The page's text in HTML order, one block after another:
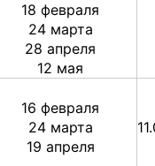
18 февраля
24 марта
28 апреля
12 мая
16 февраля
24 марта
19 апреля